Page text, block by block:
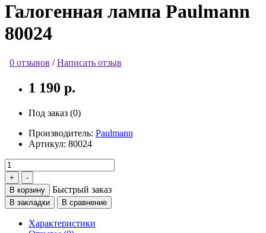
Галогенная лампа Paulmann
80024
0 отзывов /Написать отзыв
1 190 р.
Под заказ (0)
Производитель: Paulmann
Артикул: 80024
В корзину Быстрый заказ
В закладки В сравнение
Характеристики